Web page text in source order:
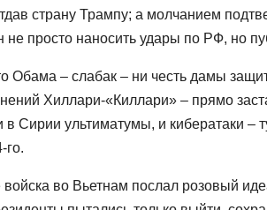
страну Трампу; а молчанием
просто наносить удары по РФ, но
Обама – слабак – ни честь дамы
Хиллари-«Киллари» – прямо
Сирии ультиматумы, и кибератаки –
го.
войска во Вьетнам послал розовый